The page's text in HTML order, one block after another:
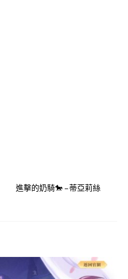
進擊的奶騎🐎 – 蒂亞莉絲